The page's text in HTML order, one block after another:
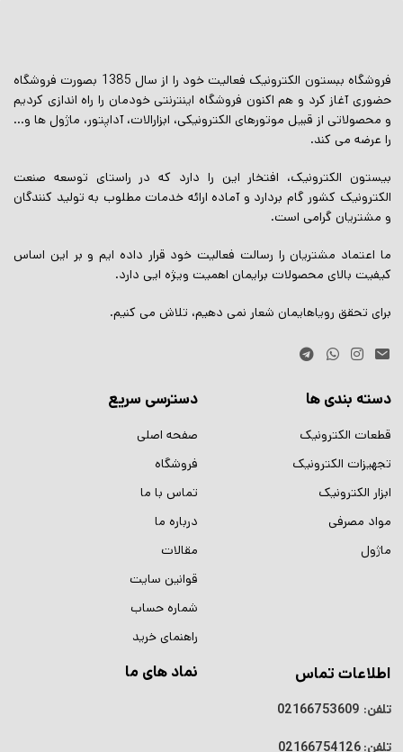
فروشگاه ببستون الکترونیک فعالیت خود را از سال 1385 بصورت فروشگاه
حضوری آغاز کرد و هم اکنون فروشگاه اینترنتی خودمان را راه اندازی کردیم
و محصولاتی از قبیل موتورهای الکترونیکی، ابزارالات، آداپتور، ماژول ها و…
را عرضه می کند.
بیستون الکترونیک، افتخار این را دارد که در راستای توسعه صنعت
الکترونیک کشور گام بردارد و آماده ارائه خدمات مطلوب به تولید کنندگان
و مشتریان گرامی است.
ما اعتماد مشتریان را رسالت فعالیت خود قرار داده ایم و بر این اساس
کیفیت بالای محصولات برایمان اهمیت ویژه ایی دارد.
برای تحقق رویاهایمان شعار نمی دهیم، تلاش می کنیم.
دسته بندی ها
قطعات الکترونیک
تجهیزات الکترونیک
ابزار الکترونیک
مواد مصرفی
ماژول
دسترسی سریع
صفحه اصلی
فروشگاه
تماس با ما
درباره ما
مقالات
قوانین سایت
شماره حساب
راهنمای خرید
اطلاعات تماس
تلفن: 02166753609
تلفن: 02166754126
نماد های ما